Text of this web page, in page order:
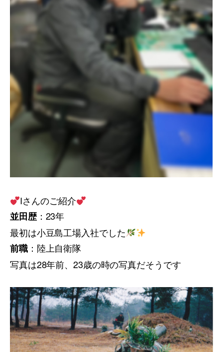
Iさんのご紹介
並田歴：23年
最初は小豆島工場入社でした
前職：陸上自衛隊
写真は28年前、23歳の時の写真だそうです